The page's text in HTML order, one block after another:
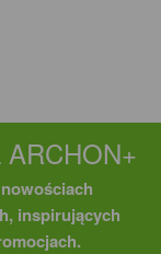
ARCHON+
inspirujących